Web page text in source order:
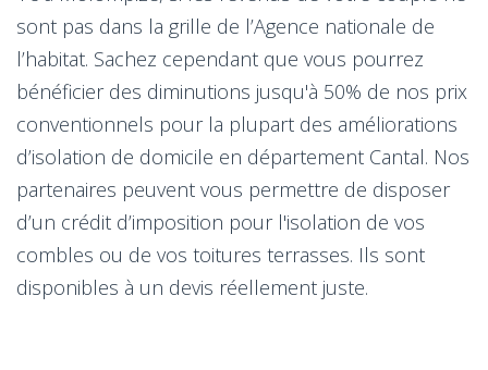
sont pas dans la grille de l’Agence nationale de
l’habitat. Sachez cependant que vous pourrez
bénéficier des diminutions jusqu'à 50% de nos prix
conventionnels pour la plupart des améliorations
d’isolation de domicile en département Cantal. Nos
partenaires peuvent vous permettre de disposer
d’un crédit d’imposition pour l'isolation de vos
combles ou de vos toitures terrasses. Ils sont
disponibles à un devis réellement juste.